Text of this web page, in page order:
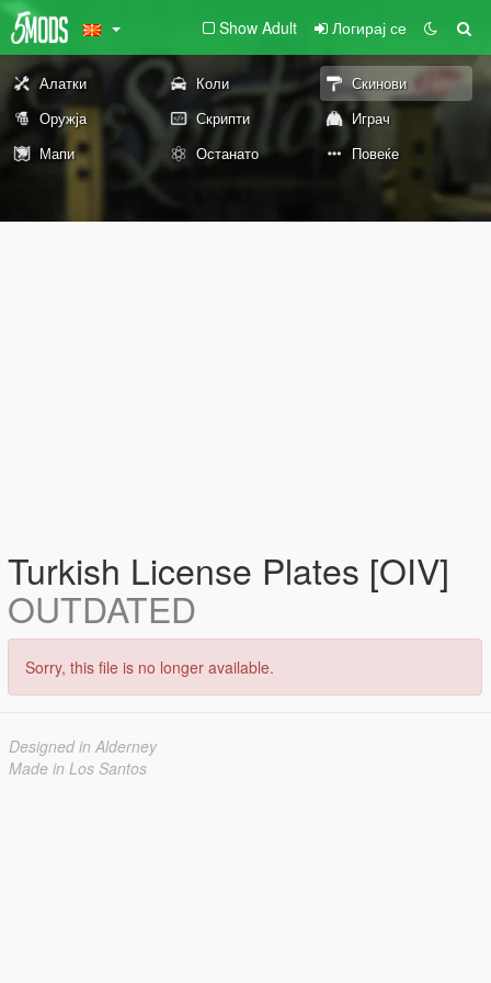
Show Adult Логирај се
Алатки Коли
Скинови
Оружја
Скрипти
Играч
Мапи
Останато Повеќе
Turkish License Plates [OIV]
OUTDATED
Sorry, this file is no longer available.
Designed in Alderney
Made in Los Santos